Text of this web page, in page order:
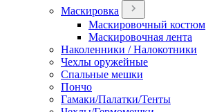
Маскировка
Маскировочный костюм
Маскировочная лента
Наколенники / Налокотники
Чехлы оружейные
Спальные мешки
Пончо
Гамаки/Палатки/Тенты